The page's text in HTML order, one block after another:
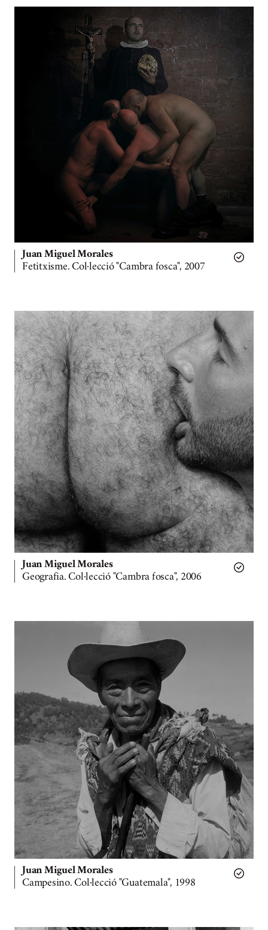
Juan Miguel Morales
Fetitxisme. Col·lecció "Cambra fosca", 2007
Juan Miguel Morales
Geografia. Col·lecció "Cambra fosca", 2006
Juan Miguel Morales
Campesino. Col·lecció "Guatemala", 1998